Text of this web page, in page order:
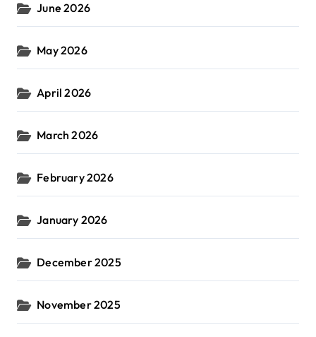
June 2026
May 2026
April 2026
March 2026
February 2026
January 2026
December 2025
November 2025